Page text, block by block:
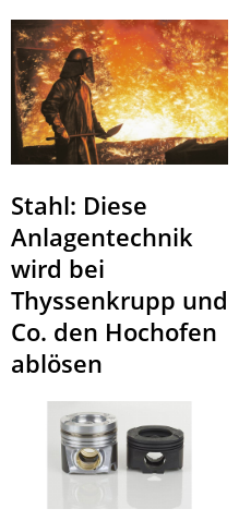
Stahl: Diese
Anlagentechnik
wird bei
Thyssenkrupp und
Co. den Hochofen
ablösen